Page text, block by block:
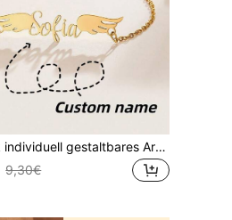
1 Stück individuell gestaltbares Armband mit Engelflügeln und Personalisiertem Namen, aus Edelstahl, kreatives Armband, personalisiertes Geschenk, Geschenk für den Freund, Armband, individualisiertes Geschenk, Freundschaftsarmband, Namenskette, personalisiertes Armband, Geschenk für Frauen, Geburtstagsgeschenk, Jahrestags-Geschenk, Weihnachtsgeschenk, Halloween-Geschenk, Paar-Armband, Alltagstragen und Geschenk, geeignet als herzliches Geschenk für Familie und Freunde
9,30€